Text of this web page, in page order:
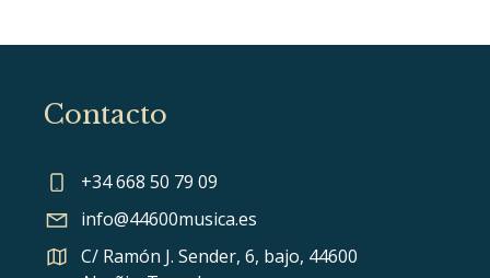
Contacto
+34 668 50 79 09
info@44600musica.es
C/ Ramón J. Sender, 6, bajo, 44600